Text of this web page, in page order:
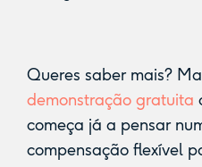
Queres saber mais?
demonstração gratuita
começa já a pensar
compensação flexível